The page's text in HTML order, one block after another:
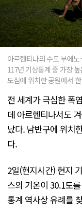
아르헨티나의 수도 부에
117년 기상통계 중 가장
도심에 위치한 공원에서
전 세계가 극심한 폭
데 아르헨티나서도
났다. 남반구에 위치
다.
2일(현지시간) 현지
스의 기온이 30.1도
통계 역사상 유례를